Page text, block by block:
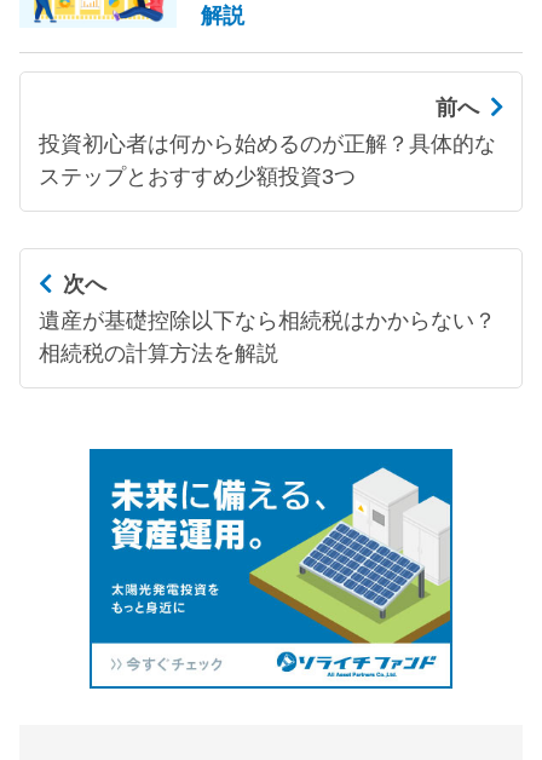
解説
前へ
投資初心者は何から始めるのが正解？具体的な
ステップとおすすめ少額投資3つ
次へ
遺産が基礎控除以下なら相続税はかからない？
相続税の計算方法を解説